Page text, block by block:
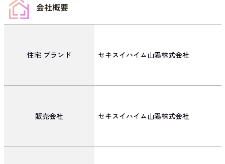
会社概要
住宅 ブランド セキスイハイム山陽株式会社
販売会社 セキスイハイム山陽株式会社